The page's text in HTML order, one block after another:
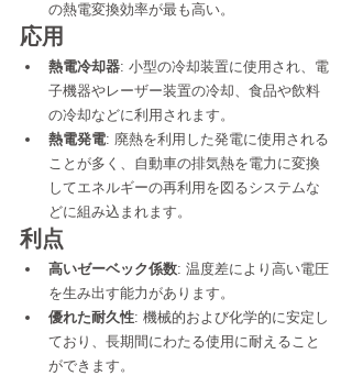
の熱電変換効率が最も高い。
応用
熱電冷却器: 小型の冷却装置に使用され、電
子機器やレーザー装置の冷却、食品や飲料
の冷却などに利用されます。
熱電発電: 廃熱を利用した発電に使用される
ことが多く、自動車の排気熱を電力に変換
してエネルギーの再利用を図るシステムな
どに組み込まれます。
利点
高いゼーベック係数: 温度差により高い電圧
を生み出す能力があります。
優れた耐久性: 機械的および化学的に安定し
ており、長期間にわたる使用に耐えること
ができます。